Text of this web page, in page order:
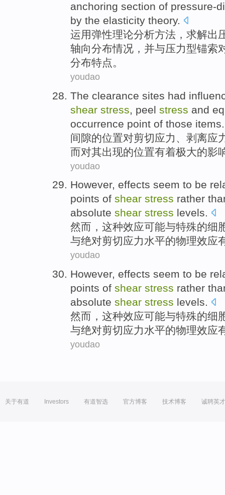
anchoring section of pressure-
by the elasticity theory.
运用弹性理论分析方法，求解出
轴向分布情况，并与压力型锚索
分布特点。
youdao
The clearance sites had
shear stress peel stress and
occurrence point of those items.
间隙的位置对剪切应力 剥离应
而对其出现的位置有着极大的影
youdao
However, effects seem to be
points of shear stress rather
absolute shear stress levels.
然而 ，这种效应可能与特殊的细
与绝对剪切应力水平的物理效应
youdao
However, effects seem to be
points of shear stress rather
absolute shear stress levels.
然而 ，这种效应可能与特殊的细
与绝对剪切应力水平的物理效应
youdao
关于有道 Investors 有道智选 官方博客 技术博客 诚聘英才